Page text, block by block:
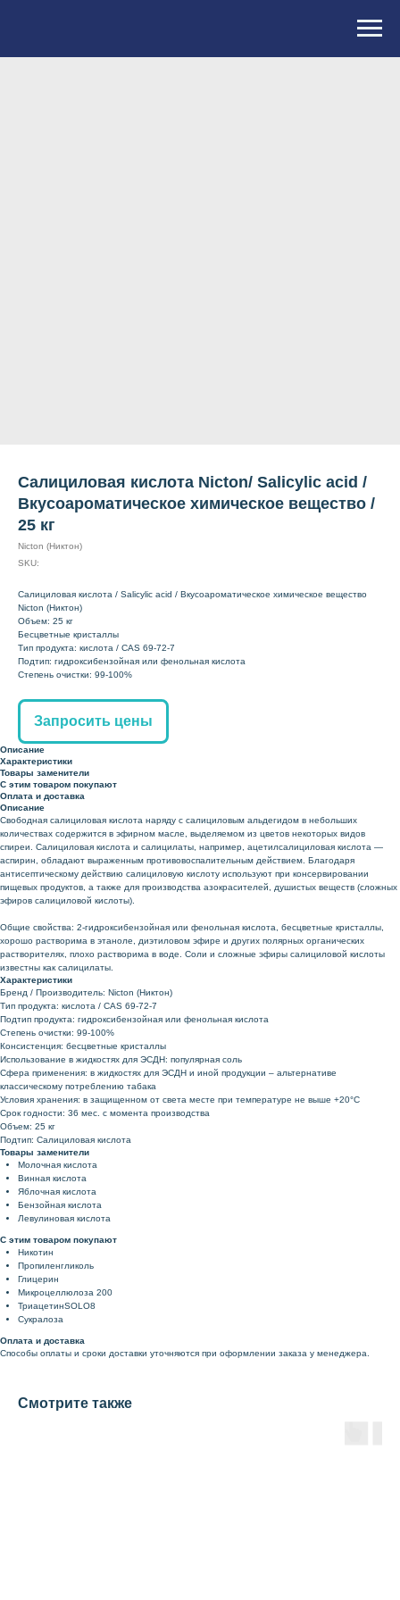
Салициловая кислота Nicton/ Salicylic acid /
Вкусоароматическое химическое вещество /
25 кг
Nicton (Никтон)
SKU:
Салициловая кислота / Salicylic acid / Вкусоароматическое химическое вещество
Nicton (Никтон)
Объем: 25 кг
Бесцветные кристаллы
Тип продукта: кислота / CAS 69-72-7
Подтип: гидроксибензойная или фенольная кислота
Степень очистки: 99-100%
Запросить цены
Описание
Характеристики
Товары заменители
С этим товаром покупают
Оплата и доставка
Описание
Свободная салициловая кислота наряду с салициловым альдегидом в небольших
количествах содержится в эфирном масле, выделяемом из цветов некоторых видов
спиреи. Салициловая кислота и салицилаты, например, ацетилсалициловая кислота —
аспирин, обладают выраженным противовоспалительным действием. Благодаря
антисептическому действию салициловую кислоту используют при консервировании
пищевых продуктов, а также для производства азокрасителей, душистых веществ (сложных
эфиров салициловой кислоты).
Общие свойства: 2-гидроксибензойная или фенольная кислота, бесцветные кристаллы,
хорошо растворима в этаноле, диэтиловом эфире и других полярных органических
растворителях, плохо растворима в воде. Соли и сложные эфиры салициловой кислоты
известны как салицилаты.
Характеристики
Бренд / Производитель: Nicton (Никтон)
Тип продукта: кислота / CAS 69-72-7
Подтип продукта: гидроксибензойная или фенольная кислота
Степень очистки: 99-100%
Консистенция: бесцветные кристаллы
Использование в жидкостях для ЭСДН: популярная соль
Сфера применения: в жидкостях для ЭСДН и иной продукции – альтернативе
классическому потреблению табака
Условия хранения: в защищенном от света месте при температуре не выше +20°С
Срок годности: 36 мес. с момента производства
Объем: 25 кг
Подтип: Салициловая кислота
Товары заменители
Молочная кислота
Винная кислота
Яблочная кислота
Бензойная кислота
Левулиновая кислота
С этим товаром покупают
Никотин
Пропиленгликоль
Глицерин
Микроцеллюлоза 200
ТриацетинSOLO8
Сукралоза
Оплата и доставка
Способы оплаты и сроки доставки уточняются при оформлении заказа у менеджера.
Смотрите также